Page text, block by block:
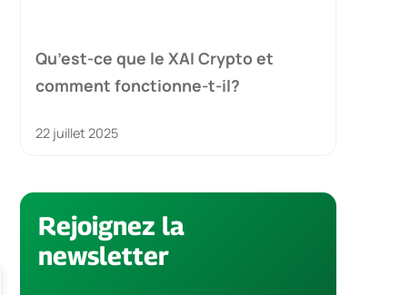
Qu’est-ce que le XAI Crypto et
comment fonctionne-t-il?
22 juillet 2025
Rejoignez la
newsletter